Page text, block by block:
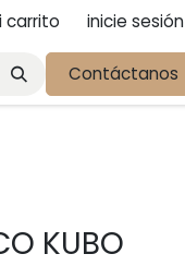
carrito inicie sesión
Contáctanos
KUBO